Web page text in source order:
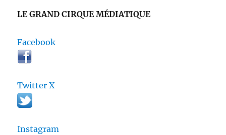
LE GRAND CIRQUE MÉDIATIQUE
Facebook
Twitter X
Instagram